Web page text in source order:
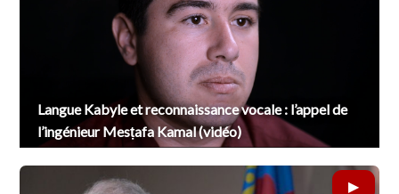
Langue Kabyle et reconnaissance vocale : l’appel de
l’ingénieur Mesṭafa Kamal (vidéo)